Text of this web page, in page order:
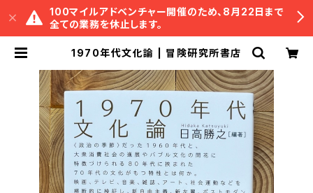
100マイルアドベンチャー開催のため、8月22日まで
全ての業務を休止します。
1970年代文化論 | 冒険研究所書店